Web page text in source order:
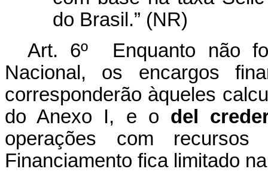
do Brasil.” (NR)
Art. 6º Enquanto não
Nacional, os encargos
corresponderão àqueles
do Anexo I, e o del
operações com
Financiamento fica limitado